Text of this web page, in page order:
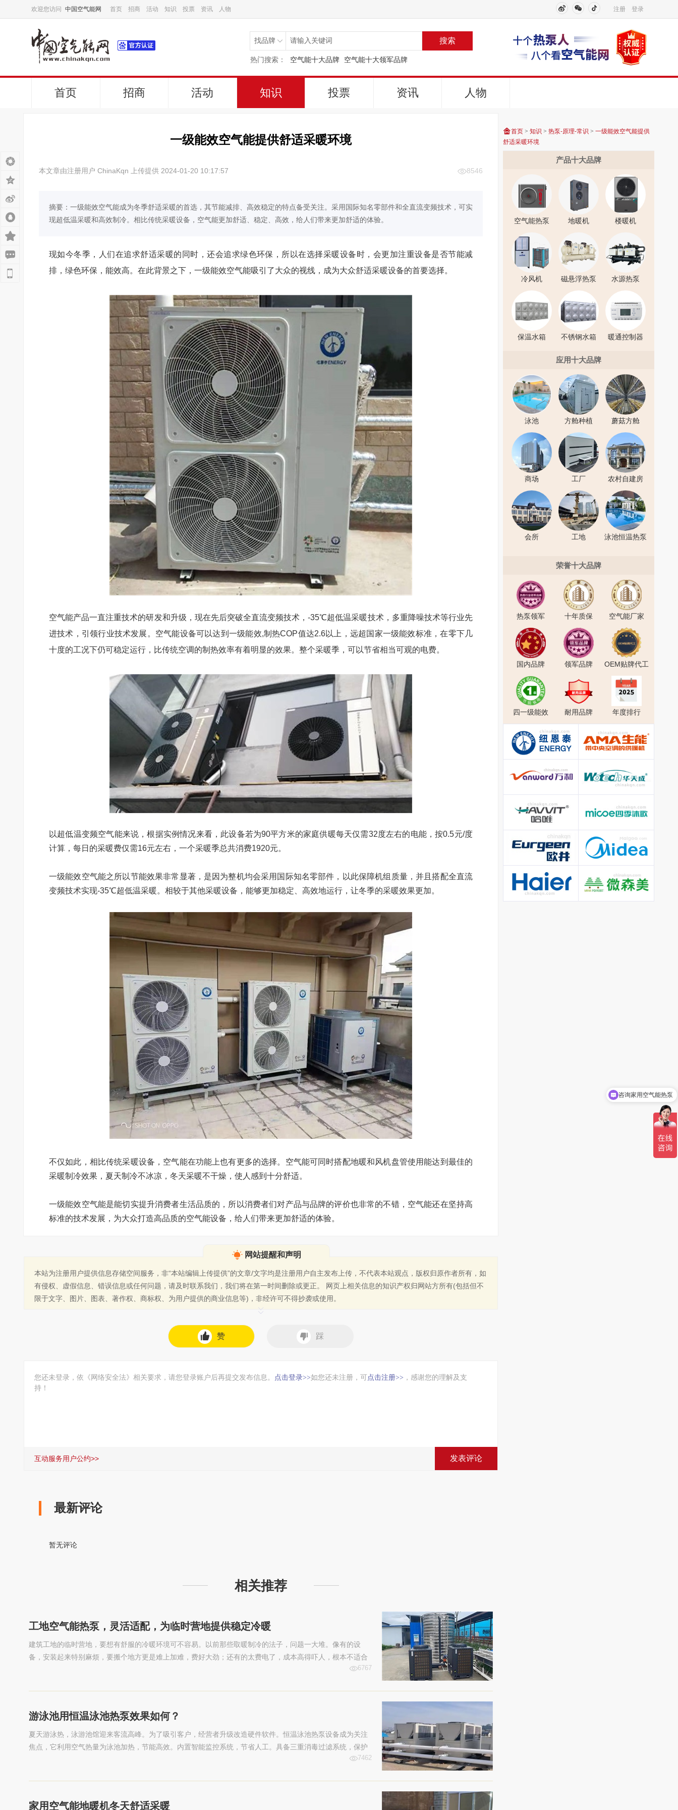
欢迎您访问 中国空气能网 首页 招商 活动 知识 投票 资讯 人物 注册 登录
搜索
热门搜索： 空气能十大品牌 空气能十大领军品牌
首页 招商 活动 知识 投票 资讯 人物
一级能效空气能提供舒适采暖环境
本文章由注册用户 ChinaKqn 上传提供 2024-01-20 10:17:57 8546
摘要：一级能效空气能成为冬季舒适采暖的首选，其节能减排、高效稳定的特点备受关注。采用国际知名零部件和全直流变频技术，可实
现超低温采暖和高效制冷。相比传统采暖设备，空气能更加舒适、稳定、高效，给人们带来更加舒适的体验。
现如今冬季，人们在追求舒适采暖的同时，还会追求绿色环保，所以在选择采暖设备时，会更加注重设备是否节能减
排，绿色环保，能效高。在此背景之下，一级能效空气能吸引了大众的视线，成为大众舒适采暖设备的首要选择。
空气能产品一直注重技术的研发和升级，现在先后突破全直流变频技术，-35℃超低温采暖技术，多重降噪技术等行业先
进技术，引领行业技术发展。空气能设备可以达到一级能效,制热COP值达2.6以上，远超国家一级能效标准，在零下几
十度的工况下仍可稳定运行，比传统空调的制热效率有着明显的效果。整个采暖季，可以节省相当可观的电费。
以超低温变频空气能来说，根据实例情况来看，此设备若为90平方米的家庭供暖每天仅需32度左右的电能，按0.5元/度
计算，每日的采暖费仅需16元左右，一个采暖季总共消费1920元。
一级能效空气能之所以节能效果非常显著，是因为整机均会采用国际知名零部件，以此保障机组质量，并且搭配全直流
变频技术实现-35℃超低温采暖。相较于其他采暖设备，能够更加稳定、高效地运行，让冬季的采暖效果更加。
不仅如此，相比传统采暖设备，空气能在功能上也有更多的选择。空气能可同时搭配地暖和风机盘管使用能达到最佳的
采暖制冷效果，夏天制冷不冰凉，冬天采暖不干燥，使人感到十分舒适。
一级能效空气能是能切实提升消费者生活品质的，所以消费者们对产品与品牌的评价也非常的不错，空气能还在坚持高
标准的技术发展，为大众打造高品质的空气能设备，给人们带来更加舒适的体验。
网站提醒和声明
本站为注册用户提供信息存储空间服务，非“本站编辑上传提供”的文章/文字均是注册用户自主发布上传，不代表本站观点，版权归原作者所有，如
有侵权、虚假信息、错误信息或任何问题，请及时联系我们，我们将在第一时间删除或更正。
网页上相关信息的知识产权归网站方所有(包括但不
限于文字、图片、图表、著作权、商标权、为用户提供的商业信息等)，非经许可不得抄袭或使用。
赞 踩
发表评论
互动服务用户公约>>
您还未登录，依《网络安全法》相关要求，请您登录账户后再提交发布信息。 点击登录>>如您还未注册，可点击注册>> ，感谢您的理解及支
持！
最新评论
暂无评论
相关推荐
工地空气能热泵，灵活适配，为临时营地提供稳定冷暖
建筑工地的临时营地，要想有舒服的冷暖环境可不容易。以前那些取暖制冷的法子，问题一大堆。像有的设
备，安装起来特别麻烦，要搬个地方更是难上加难，费好大劲；还有的太费电了，成本高得吓人，根本不适合
6767
游泳池用恒温泳池热泵效果如何？
夏天游泳热，泳游池馆迎来客流高峰。为了吸引客户，经营者升级改造硬件软件。恒温泳池热泵设备成为关注
焦点，它利用空气热量为泳池加热，节能高效。内置智能监控系统，节省人工。具备三重消毒过滤系统，保护
7462
家用空气能地暖机冬天舒适采暖
首页 > 知识 > 热泵-原理-常识 > 一级能效空气能提供
舒适采暖环境
产品十大品牌
空气能热泵 地暖机 楼暖机
冷风机 磁悬浮热泵 水源热泵
保温水箱 不锈钢水箱 暖通控制器
应用十大品牌
泳池 方舱种植 蘑菇方舱
商场 工厂 农村自建房
会所 工地 泳池恒温热泵
荣誉十大品牌
热泵领军 十年质保 空气能厂家
国内品牌 领军品牌 OEM贴牌代工
四一级能效 耐用品牌 年度排行
咨询家用空气能热泵